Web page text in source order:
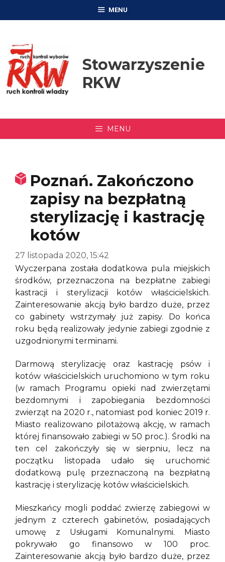
MENU
Stowarzyszenie
RKW
MENU
Poznań. Zakończono
zapisy na bezpłatną
sterylizację i kastrację
kotów
27 listopada 2020, 15:42
Wyczerpana została dodatkowa pula miejskich
środków, przeznaczona na bezpłatne zabiegi
kastracji i sterylizacji kotów właścicielskich.
Zainteresowanie akcją było bardzo duże, przez
co gabinety wstrzymały już zapisy. Do końca
roku będą realizowały jedynie zabiegi zgodnie z
uzgodnionymi terminami.
Darmową sterylizację oraz kastrację psów i
kotów właścicielskich uruchomiono w tym roku
(w ramach Programu opieki nad zwierzętami
bezdomnymi i zapobiegania bezdomności
zwierząt na 2020 r., natomiast pod koniec 2019 r.
Miasto realizowano pilotażową akcję, w ramach
której finansowało zabiegi w 50 proc.). Środki na
ten cel zakończyły się w sierpniu, lecz na
początku listopada udało się uruchomić
dodatkową pulę przeznaczoną na bezpłatną
kastrację i sterylizację kotów właścicielskich.
Mieszkańcy mogli poddać zwierzę zabiegowi w
jednym z czterech gabinetów, posiadających
umowę z Usługami Komunalnymi. Miasto
pokrywało go finansowo w 100 proc.
Zainteresowanie akcją było bardzo duże, przez